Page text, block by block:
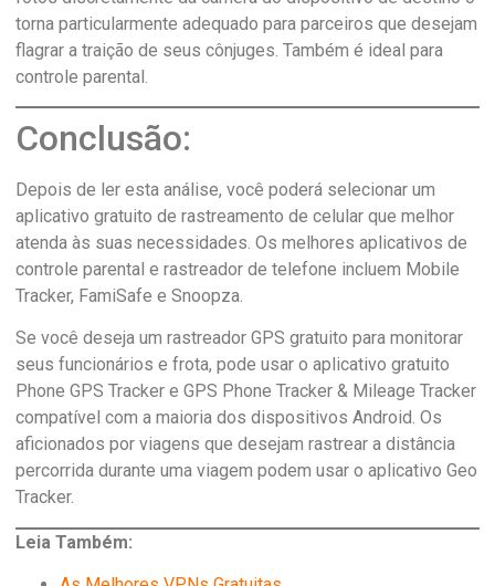
torna particularmente adequado para parceiros que desejam
flagrar a traição de seus cônjuges. Também é ideal para
controle parental.
Conclusão:
Depois de ler esta análise, você poderá selecionar um
aplicativo gratuito de rastreamento de celular que melhor
atenda às suas necessidades. Os melhores aplicativos de
controle parental e rastreador de telefone incluem Mobile
Tracker, FamiSafe e Snoopza.
Se você deseja um rastreador GPS gratuito para monitorar
seus funcionários e frota, pode usar o aplicativo gratuito
Phone GPS Tracker e GPS Phone Tracker & Mileage Tracker
compatível com a maioria dos dispositivos Android. Os
aficionados por viagens que desejam rastrear a distância
percorrida durante uma viagem podem usar o aplicativo Geo
Tracker.
Leia Também: